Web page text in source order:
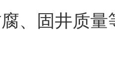
、固井质